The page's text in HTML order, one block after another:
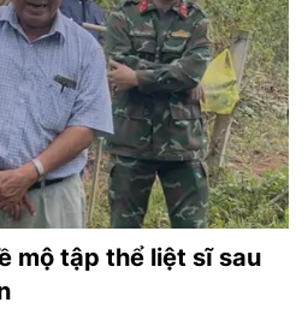
mộ tập thể liệt sĩ sau